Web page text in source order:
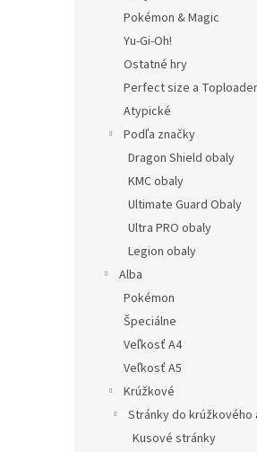
Pokémon & Magic
Yu-Gi-Oh!
Ostatné hry
Perfect size a
Atypické
Podľa značky
Dragon Shield obaly
KMC obaly
Ultimate Guard Obaly
Ultra PRO obaly
Legion obaly
Alba
Pokémon
Špeciálne
Veľkosť A4
Veľkosť A5
Krúžkové
Stránky do krúžkového
Kusové stránky